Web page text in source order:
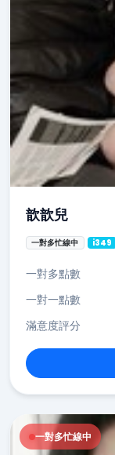
歆歆兒
一對多忙線中 i349
一對多點數
一對一點數
滿意度評分
一對多忙線中